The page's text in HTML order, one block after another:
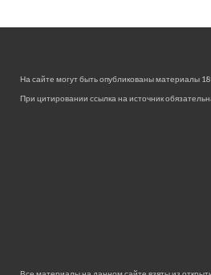
На сайте могут быть опубликованы материалы
При цитировании ссылка на источник